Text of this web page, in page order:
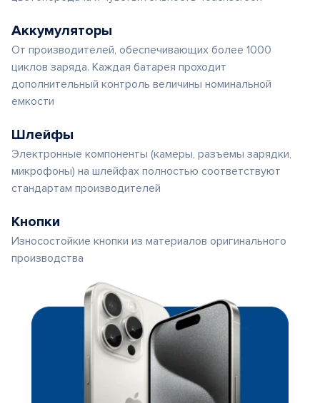
Аккумуляторы
От производителей, обеспечивающих более 1000
циклов заряда. Каждая батарея проходит
дополнительный контроль величины номинальной
емкости
Шлейфы
Электронные компоненты (камеры, разъемы зарядки,
микрофоны) на шлейфах полностью соответствуют
стандартам производителей
Кнопки
Износостойкие кнопки из материалов оригинального
производства